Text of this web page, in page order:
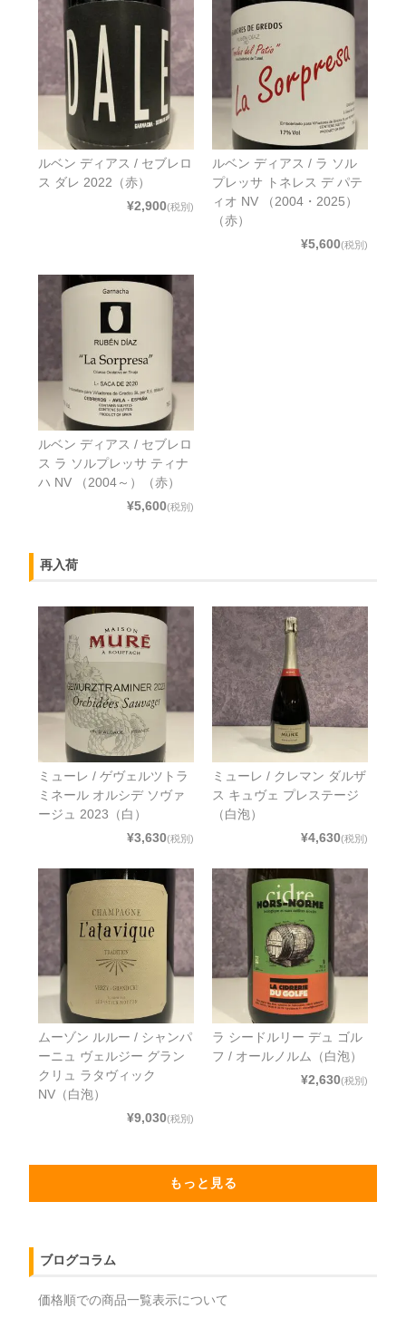
ルベン ディアス / セブレロ
ス ダレ 2022（赤）
¥2,900(税別)
ルベン ディアス / ラ ソル
プレッサ トネレス デ パテ
ィオ NV （2004・2025）
（赤）
¥5,600(税別)
ルベン ディアス / セブレロ
ス ラ ソルプレッサ ティナ
ハ NV （2004～）（赤）
¥5,600(税別)
再入荷
ミューレ / ゲヴェルツトラ
ミネール オルシデ ソヴァ
ージュ 2023（白）
¥3,630(税別)
ミューレ / クレマン ダルザ
ス キュヴェ プレステージ
（白泡）
¥4,630(税別)
ムーゾン ルルー / シャンパ
ーニュ ヴェルジー グラン
クリュ ラタヴィック
NV（白泡）
¥9,030(税別)
ラ シードルリー デュ ゴル
フ / オールノルム（白泡）
¥2,630(税別)
もっと見る
ブログコラム
価格順での商品一覧表示について